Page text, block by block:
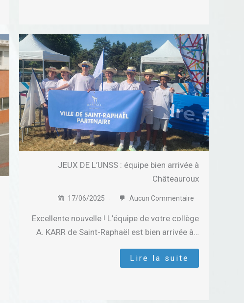
JEUX DE L’UNSS : équipe bien arrivée à
Châteauroux
17/06/2025 Aucun Commentaire
Excellente nouvelle ! L’équipe de votre collège
A. KARR de Saint-Raphaël est bien arrivée à…
Lire la suite